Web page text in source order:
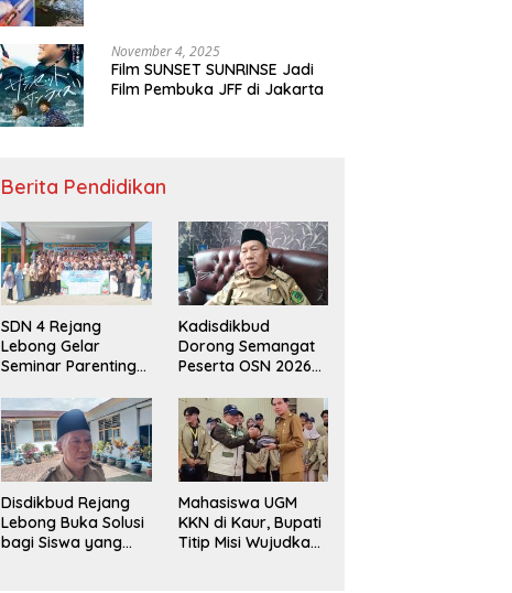
November 4, 2025
Film SUNSET SUNRINSE Jadi
Film Pembuka JFF di Jakarta
Berita Pendidikan
SDN 4 Rejang
Lebong Gelar
Seminar Parenting
Bullying,
Kadisdikbud: Patut
Jadi Contoh
Kadisdikbud
Dorong Semangat
Peserta OSN 2026
Disdikbud Rejang
Lebong Buka Solusi
bagi Siswa yang
Mahasiswa UGM
KKN di Kaur, Bupati
Titip Misi Wujudkan